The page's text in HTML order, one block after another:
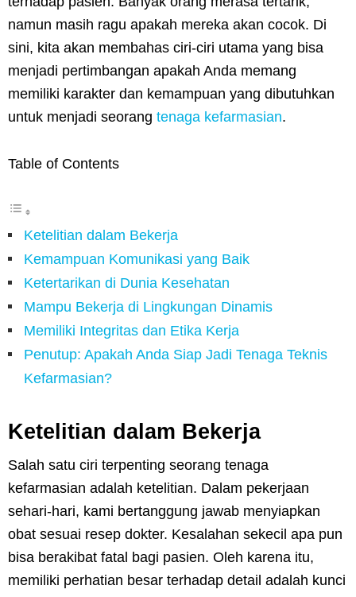
namun masih ragu apakah mereka akan cocok. Di
sini, kita akan membahas ciri-ciri utama yang bisa
menjadi pertimbangan apakah Anda memang
memiliki karakter dan kemampuan yang dibutuhkan
untuk menjadi seorang tenaga kefarmasian.
Table of Contents
Ketelitian dalam Bekerja
Kemampuan Komunikasi yang Baik
Ketertarikan di Dunia Kesehatan
Mampu Bekerja di Lingkungan Dinamis
Memiliki Integritas dan Etika Kerja
Penutup: Apakah Anda Siap Jadi Tenaga Teknis
Kefarmasian?
Ketelitian dalam Bekerja
Salah satu ciri terpenting seorang tenaga
kefarmasian adalah ketelitian. Dalam pekerjaan
sehari-hari, kami bertanggung jawab menyiapkan
obat sesuai resep dokter. Kesalahan sekecil apa pun
bisa berakibat fatal bagi pasien. Oleh karena itu,
memiliki perhatian besar terhadap detail adalah kunci